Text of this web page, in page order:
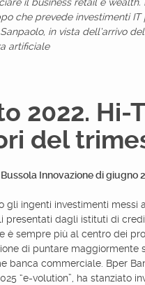
il business retail e
che prevede investimenti
in vista dell’arrivo
artificiale
2022. Hi-
del
Innovazione di giugno
gli ingenti investimenti messi
presentati dagli istituti di
è sempre più al centro dei
di puntare
banca commerciale. Bper
“e-volution”, ha stanziato